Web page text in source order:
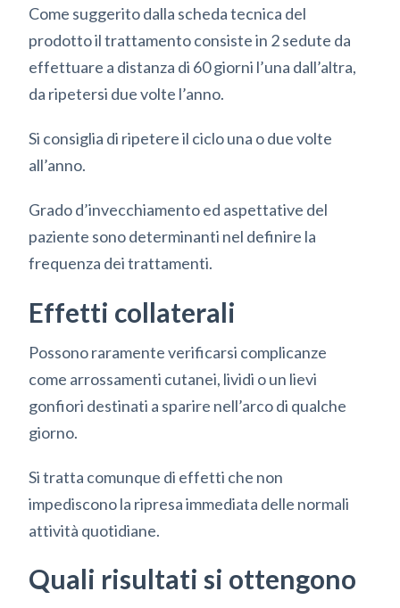
Come suggerito dalla scheda tecnica del
prodotto il trattamento consiste in 2 sedute da
effettuare a distanza di 60 giorni l’una dall’altra,
da ripetersi due volte l’anno.
Si consiglia di ripetere il ciclo una o due volte
all’anno.
Grado d’invecchiamento ed aspettative del
paziente sono determinanti nel definire la
frequenza dei trattamenti.
Effetti collaterali
Possono raramente verificarsi complicanze
come arrossamenti cutanei, lividi o un lievi
gonfiori destinati a sparire nell’arco di qualche
giorno.
Si tratta comunque di effetti che non
impediscono la ripresa immediata delle normali
attività quotidiane.
Quali risultati si ottengono